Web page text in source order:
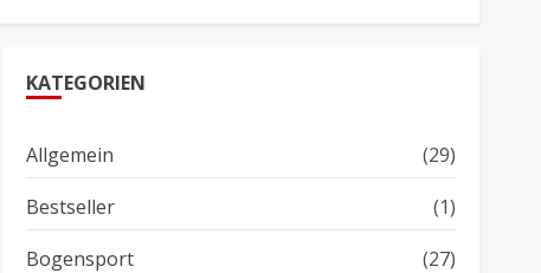
KATEGORIEN
Allgemein
(29)
Bestseller
(1)
Bogensport
(27)